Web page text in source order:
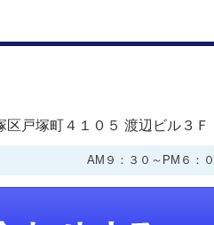
区戸塚町４１０５ 渡辺ビル３Ｆ
AM９：３０～PM６：